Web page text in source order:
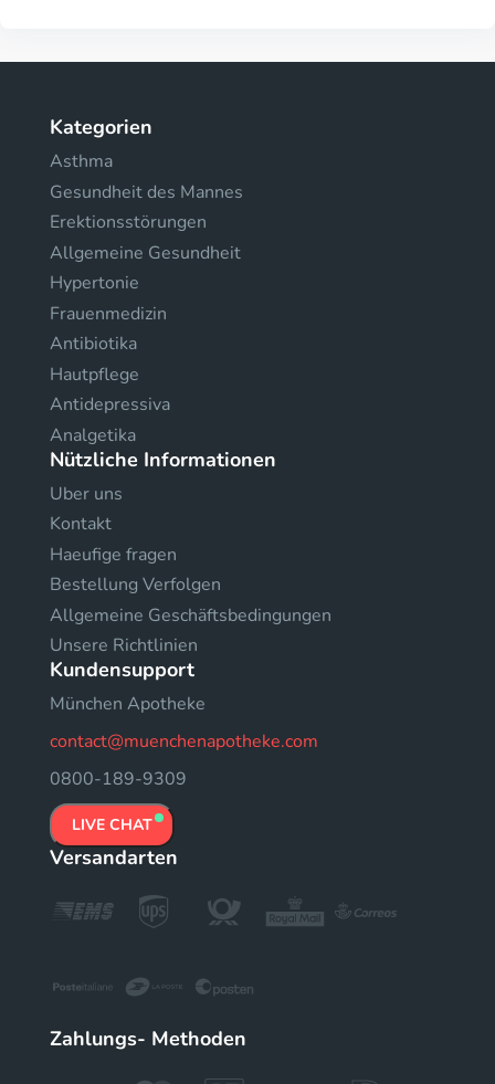
Kategorien
Asthma
Gesundheit des Mannes
Erektionsstörungen
Allgemeine Gesundheit
Hypertonie
Frauenmedizin
Antibiotika
Hautpflege
Antidepressiva
Analgetika
Nützliche Informationen
Uber uns
Kontakt
Haeufige fragen
Bestellung Verfolgen
Allgemeine Geschäftsbedingungen
Unsere Richtlinien
Kundensupport
München Apotheke
contact@muenchenapotheke.com
0800-189-9309
LIVE CHAT
Versandarten
Zahlungs- Methoden